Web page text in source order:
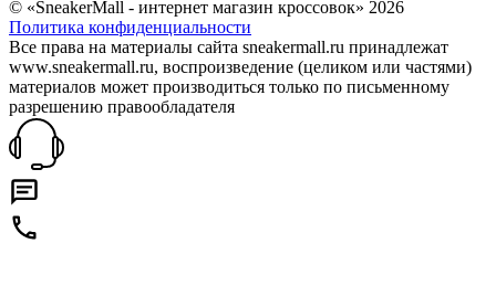
© «SneakerMall - интернет магазин кроссовок» 2026
Политика конфиденциальности
Все права на материалы сайта sneakermall.ru принадлежат
www.sneakermall.ru, воспроизведение (целиком или частями)
материалов может производиться только по письменному
разрешению правообладателя